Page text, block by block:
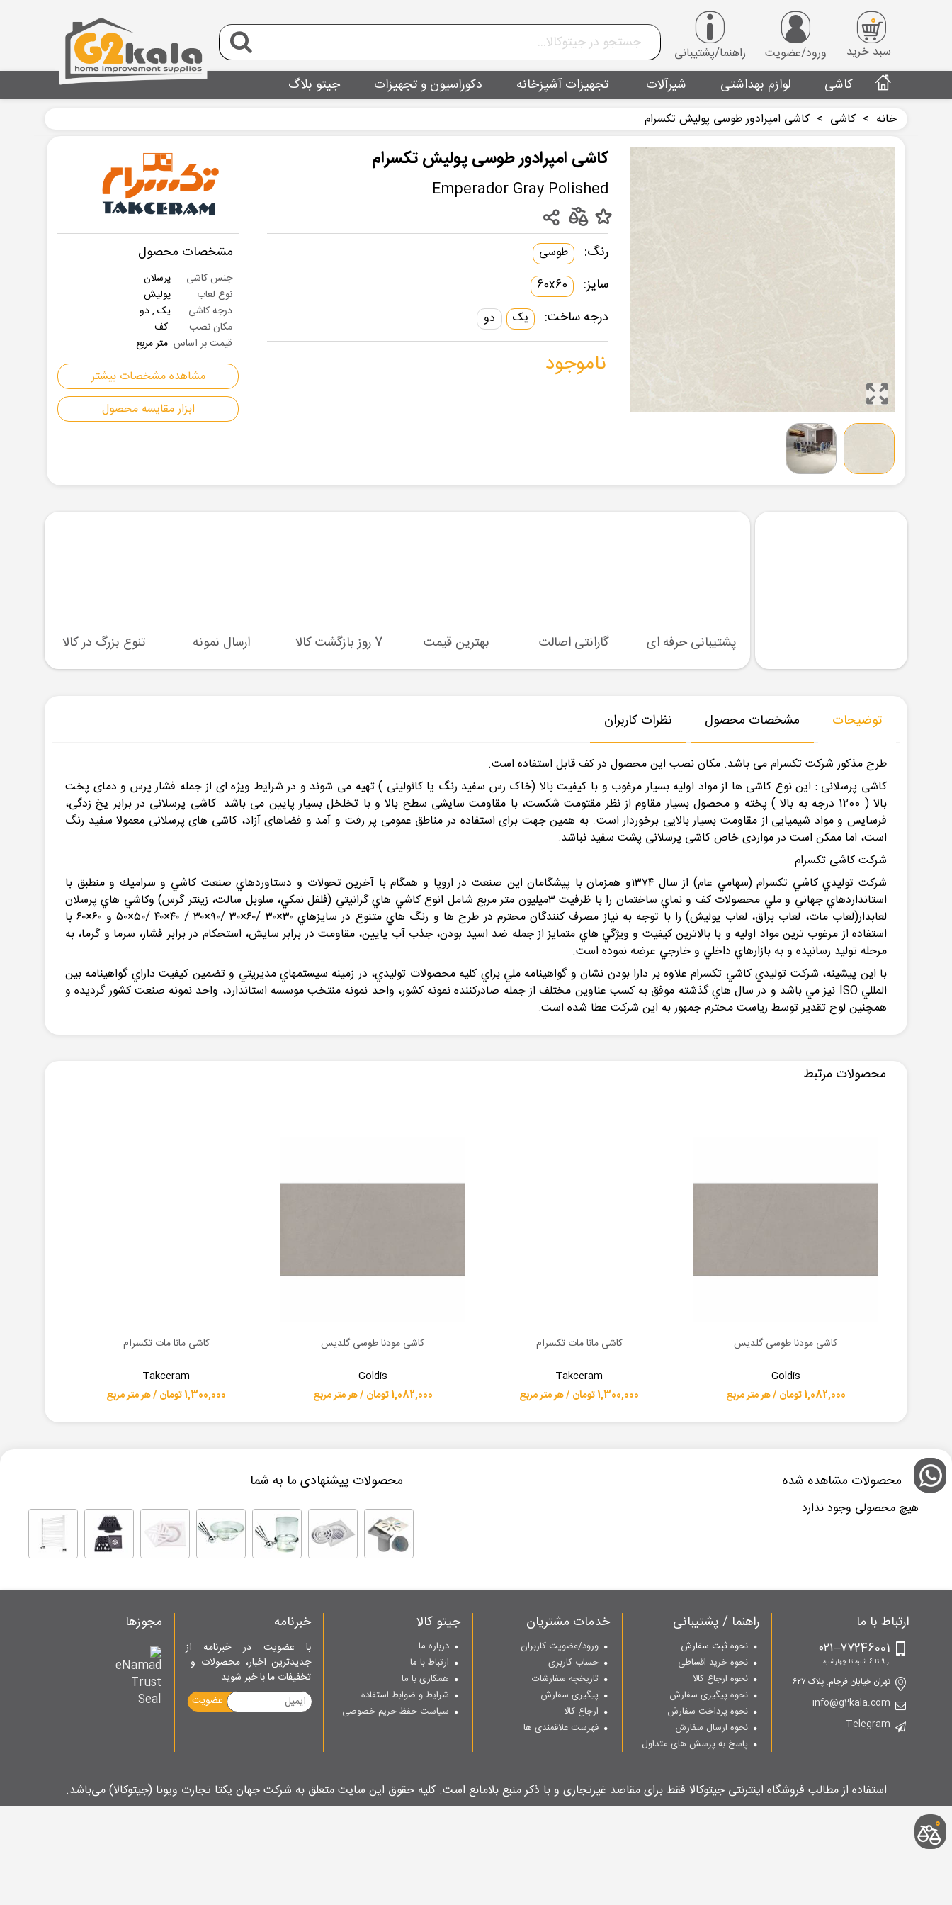
0
سبد خرید
ورود/عضویت راهنما/پشتیبانی
کاشی لوازم بهداشتی شیرآلات تجهیزات آشپزخانه دکوراسیون و تجهیزات جیتو بلاگ
خانه > کاشی > کاشی امپرادور طوسی پولیش تکسرام
کاشی امپرادور طوسی پولیش تکسرام
Emperador Gray Polished
مشخصات محصول
جنس کاشی
پرسلان
نوع لعاب
پولیش
درجه کاشی
یک , دو
مکان نصب
کف
قیمت بر اساس متر مربع
مشاهده مشخصات بیشتر
ابزار مقایسه محصول
رنگ: طوسی
سایز: 60x60
درجه ساخت: یک دو
ناموجود
پشتیبانی حرفه ای گارانتی اصالت بهترین قیمت 7 روز بازگشت کالا ارسال نمونه تنوع بزرگ در کالا
توضیحات مشخصات محصول نظرات کاربران
طرح مذکور شرکت تکسرام می باشد. مکان نصب این محصول در کف قابل استفاده است.
کاشی پرسلانی : این نوع کاشی ها از مواد اولیه بسیار مرغوب و با کیفیت بالا (خاک رس سفید رنگ یا کائولینی ) تهیه می شوند و در شرایط ویژه ای از جمله فشار پرس و دمای پخت
بالا ( 1200 درجه به بالا ) پخته و محصول بسیار مقاوم از نظر مقتومت شکست، با مقاومت سایشی سطح بالا و با تخلخل بسیار پایین می باشد. کاشی پرسلانی در برابر یخ زدگی،
فرسایس و مواد شیمیایی از مقاومت بسیار بالایی برخوردار است. به همین جهت برای استفاده در مناطق عمومی پر رفت و آمد و فضاهای آزاد، کاشی های پرسلانی معمولا سفید رنگ
است، اما ممکن است در مواردی خاص کاشی پرسلانی پشت سفید نباشد.
شرکت کاشی تکسرام
شركت توليدي كاشي تكسرام (سهامي عام) از سال ۱۳۷۴و همزمان با پيشگامان اين صنعت در اروپا و همگام با آخرين تحولات و دستاوردهاي صنعت كاشي و سراميك و منطبق با
استانداردهاي جهاني و ملي محصولات كف و نماي ساختمان را با ظرفيت ۳ميليون متر مربع شامل انوع كاشي هاي گرانيتي (فلفل نمكي، سلوبل سالت، زينتر گرس) وكاشي هاي پرسلان
لعابدار(لعاب مات، لعاب براق، لعاب پوليش) را با توجه به نياز مصرف كنندگان محترم در طرح ها و رنگ هاي متنوع در سايزهاي ۳۰×۳۰ /۶۰×۳۰ /۹۰×۳۰ / ۴۰×۴۰ /۵۰×۵۰ و ۶۰×۶۰ با
استفاده از مرغوب ترين مواد اوليه و با بالاترين كيفيت و ويژگي هاي متمايز از جمله ضد اسيد بودن، جذب آب پايين، مقاومت در برابر سايش، استحكام در برابر فشار، سرما و گرما، به
مرحله توليد رسانيده و به بازارهاي داخلي و خارجي عرضه نموده است.
با اين پيشينه، شركت توليدي كاشي تكسرام علاوه بر دارا بودن نشان و گواهينامه ملي براي كليه محصولات توليدي، در زمينه سيستمهاي مديريتي و تضمين كيفيت داراي گواهينامه بين
المللي ISO نيز مي باشد و در سال هاي گذشته موفق به كسب عناوين مختلف از جمله صادركننده نمونه كشور، واحد نمونه منتخب موسسه استاندارد، واحد نمونه صنعت كشور گرديده و
همچنين لوح تقدير توسط رياست محترم جمهور به اين شركت عطا شده است.
محصولات مرتبط
اطلاعات بیشترکاشی مودنا طوسی گلدیس
Goldis
1,082,000 تومان / هر متر مربع
اطلاعات بیشترکاشی مانا مات تکسرام
Takceram
1,300,000 تومان / هر متر مربع
اطلاعات بیشترکاشی مودنا طوسی گلدیس
Goldis
1,082,000 تومان / هر متر مربع
اطلاعات بیشترکاشی مانا مات تکسرام
Takceram
1,300,000 تومان / هر متر مربع
محصولات مشاهده شده
هیچ محصولی وجود ندارد
محصولات پیشنهادی ما به شما
ارتباط با ما
۷۷246001–۰۲۱
از 9 تا 6 شنبه تا چهارشنبه
تهران خیابان فرجام. پلاک ۶۲۷
info@g2kala.com
Telegram
راهنما / پشتیبانی
نحوه ثبت سفارش
نحوه خرید اقساطی
نحوه ارجاع کالا
نحوه پیگیری سفارش
نحوه پرداخت سفارش
نحوه ارسال سفارش
پاسخ به پرسش های متداول
خدمات مشتریان
ورود/عضویت کاربران
حساب کاربری
تاریخچه سفارشات
پیگیری سفارش
ارجاع کالا
فهرست علاقمندی ها
جیتو کالا
درباره ما
ارتباط با ما
همکاری با ما
شرایط و ضوابط استفاده
سیاست حفظ حریم خصوصی
خبرنامه
با عضویت در خبرنامه از
جدیدترین اخبار، محصولات و
تخفیفات ما با خبر شوید.
عضویت
مجوزها
استفاده از مطالب فروشگاه اینترنتی جیتوکالا فقط برای مقاصد غیرتجاری و با ذکر منبع بلامانع است. کلیه حقوق این سایت متعلق به شرکت جهان یکتا تجارت ویونا (جیتوکالا) می‌باشد.
0